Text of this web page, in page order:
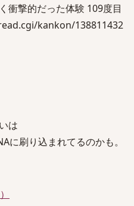
衝撃的だった体験 109度目
kankon/138811432
は
に刷り込まれてるのかも。